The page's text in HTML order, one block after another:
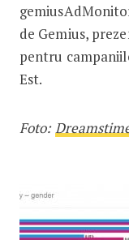
de Gemius,
pentru
Est.
Foto: